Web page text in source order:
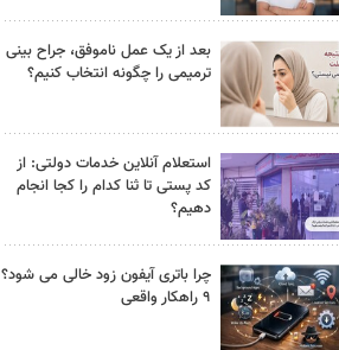
بعد از یک عمل ناموفق، جراح بینی
ترمیمی را چگونه انتخاب کنیم؟
استعلام آنلاین خدمات دولتی: از
کد پستی تا ثنا کدام را کجا انجام
دهیم؟
چرا باتری آیفون زود خالی می شود؟
۹ راهکار واقعی